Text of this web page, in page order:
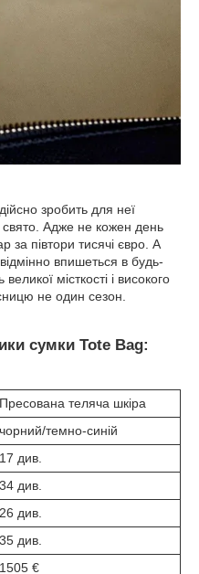
зробить для неї
Адже не кожен день
за півтори тисячі євро. А
відмінно впишеться в будь-
місткості і високого
не один сезон.
сумки Tote Bag:
Пресована теляча шкіра
чорний/темно-синій
17 див.
34 див.
26 див.
35 див.
1505 €